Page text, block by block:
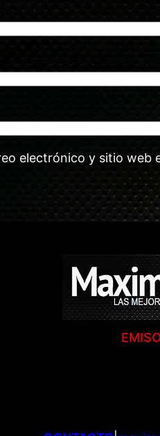
electrónico y sitio web